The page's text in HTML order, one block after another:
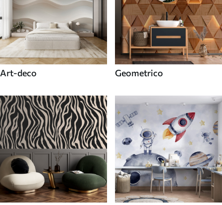
Art-deco Geometrico